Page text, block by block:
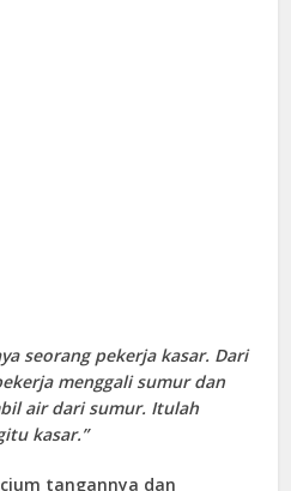
seorang pekerja kasar. Dari
menggali sumur dan
air dari sumur. Itulah
kasar.”
tangannya dan